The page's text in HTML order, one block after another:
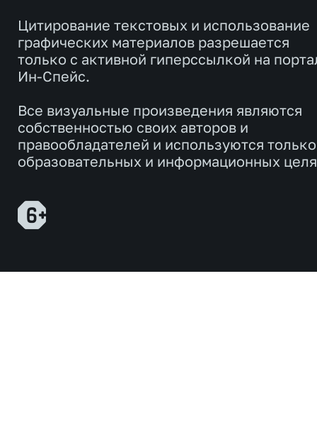
Цитирование текстовых и использование
графических материалов разрешается
только с активной гиперссылкой на
Ин-Спейс.
Все визуальные произведения являются
собственностью своих авторов и
правообладателей и используются
образовательных и информационных